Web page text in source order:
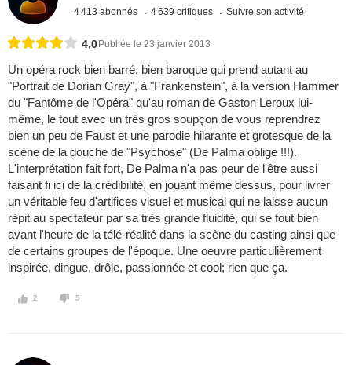
4 413 abonnés 4 639 critiques Suivre son activité
4,0 Publiée le 23 janvier 2013
Un opéra rock bien barré, bien baroque qui prend autant au
"Portrait de Dorian Gray", à "Frankenstein", à la version Hammer
du "Fantôme de l'Opéra" qu'au roman de Gaston Leroux lui-
même, le tout avec un très gros soupçon de vous reprendrez
bien un peu de Faust et une parodie hilarante et grotesque de la
scène de la douche de "Psychose" (De Palma oblige !!!).
L'interprétation fait fort, De Palma n'a pas peur de l'être aussi
faisant fi ici de la crédibilité, en jouant même dessus, pour livrer
un véritable feu d'artifices visuel et musical qui ne laisse aucun
répit au spectateur par sa très grande fluidité, qui se fout bien
avant l'heure de la télé-réalité dans la scène du casting ainsi que
de certains groupes de l'époque. Une oeuvre particulièrement
inspirée, dingue, drôle, passionnée et cool; rien que ça.
2 5